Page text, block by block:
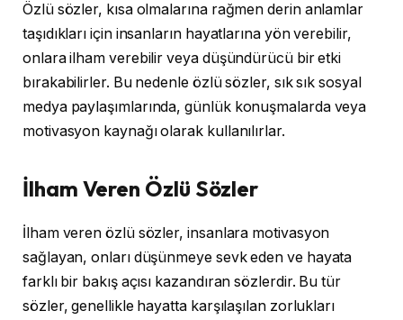
Özlü sözler, kısa olmalarına rağmen derin anlamlar
taşıdıkları için insanların hayatlarına yön verebilir,
onlara ilham verebilir veya düşündürücü bir etki
bırakabilirler. Bu nedenle özlü sözler, sık sık sosyal
medya paylaşımlarında, günlük konuşmalarda veya
motivasyon kaynağı olarak kullanılırlar.
İlham Veren Özlü Sözler
İlham veren özlü sözler, insanlara motivasyon
sağlayan, onları düşünmeye sevk eden ve hayata
farklı bir bakış açısı kazandıran sözlerdir. Bu tür
sözler, genellikle hayatta karşılaşılan zorlukları